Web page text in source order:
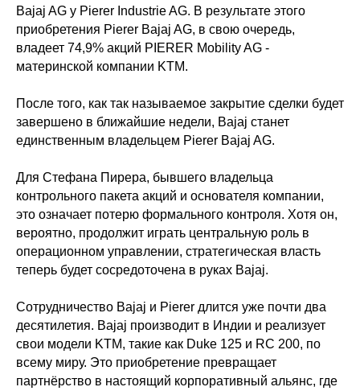
Bajaj AG у Pierer Industrie AG. В результате этого
приобретения Pierer Bajaj AG, в свою очередь,
владеет 74,9% акций PIERER Mobility AG -
материнской компании KTM.
После того, как так называемое закрытие сделки будет
завершено в ближайшие недели, Bajaj станет
единственным владельцем Pierer Bajaj AG.
Для Стефана Пирера, бывшего владельца
контрольного пакета акций и основателя компании,
это означает потерю формального контроля. Хотя он,
вероятно, продолжит играть центральную роль в
операционном управлении, стратегическая власть
теперь будет сосредоточена в руках Bajaj.
Сотрудничество Bajaj и Pierer длится уже почти два
десятилетия. Bajaj производит в Индии и реализует
свои модели KTM, такие как Duke 125 и RC 200, по
всему миру. Это приобретение превращает
партнёрство в настоящий корпоративный альянс, где